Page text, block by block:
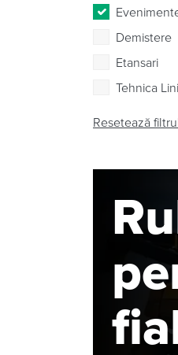
Demistere
Etansari
Tehnica
Resetează